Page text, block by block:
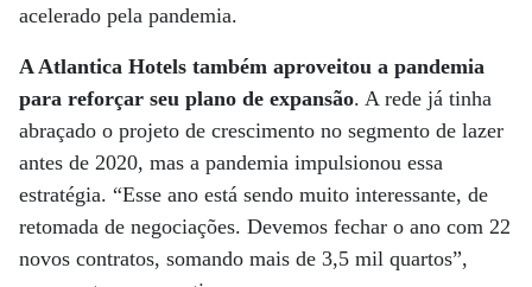
acelerado pela pandemia.
A Atlantica Hotels também aproveitou a pandemia
para reforçar seu plano de expansão. A rede já tinha
abraçado o projeto de crescimento no segmento de lazer
antes de 2020, mas a pandemia impulsionou essa
estratégia. “Esse ano está sendo muito interessante, de
retomada de negociações. Devemos fechar o ano com 22
novos contratos, somando mais de 3,5 mil quartos”,